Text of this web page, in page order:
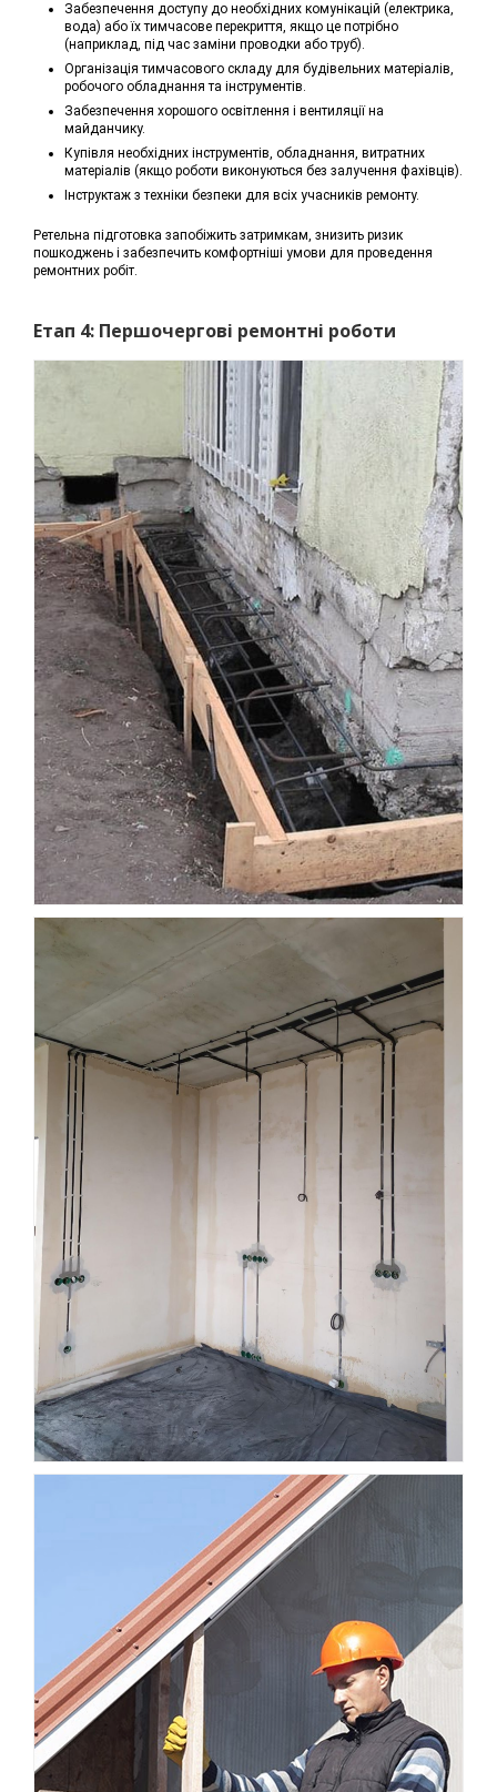
Забезпечення доступу до необхідних комунікацій (електрика,
вода) або їх тимчасове перекриття, якщо це потрібно
(наприклад, під час заміни проводки або труб).
Організація тимчасового складу для будівельних матеріалів,
робочого обладнання та інструментів.
Забезпечення хорошого освітлення і вентиляції на
майданчику.
Купівля необхідних інструментів, обладнання, витратних
матеріалів (якщо роботи виконуються без залучення фахівців).
Інструктаж з техніки безпеки для всіх учасників ремонту.
Ретельна підготовка запобіжить затримкам, знизить ризик
пошкоджень і забезпечить комфортніші умови для проведення
ремонтних робіт.
Етап 4: Першочергові ремонтні роботи